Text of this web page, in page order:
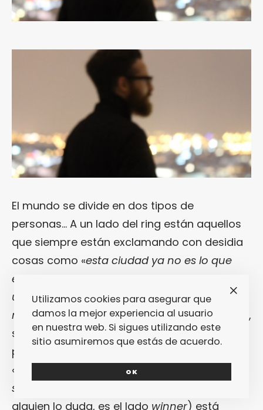
El mundo se divide en dos tipos de
personas… A un lado del ring están aquellos
que siempre están exclamando con desidia
cosas como «esta ciudad ya no es lo que
era
últimamente» o, así, agrosso modo, «
todo
nos parece una mierda«. Al otro lado del ring,
sin embargo, están aquellos que prefieren
protestar poco y hacer suya la máxima de
«
vamos a hacer algo para solucionar esta
situación
alguien lo duda, es el lado winner) está
Utilizamos cookies para asegurar que
damos la mejor experiencia al usuario
en nuestra web. Si sigues utilizando este
sitio asumiremos que estás de acuerdo.
OK